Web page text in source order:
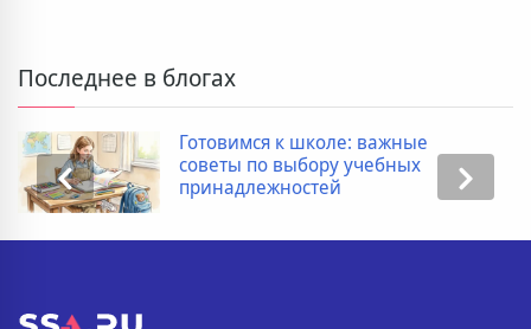
Последнее в блогах
Готовимся к школе: важные
советы по выбору учебных
принадлежностей